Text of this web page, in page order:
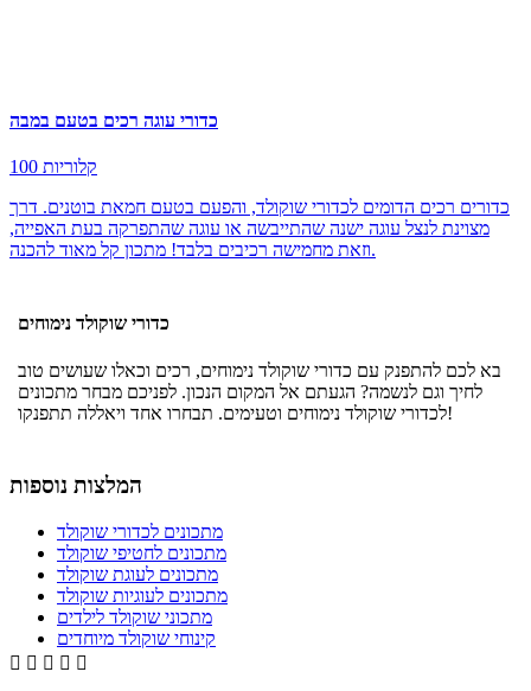
כדורי עוגה רכים בטעם במבה
100 קלוריות
כדורים רכים הדומים לכדורי שוקולד, והפעם בטעם חמאת בוטנים. דרך
מצוינת לנצל עוגה ישנה שהתייבשה או עוגה שהתפרקה בעת האפייה,
וזאת מחמישה רכיבים בלבד! מתכון קל מאוד להכנה.
כדורי שוקולד נימוחים
בא לכם להתפנק עם כדורי שוקולד נימוחים, רכים וכאלו שעושים טוב
לחיך וגם לנשמה? הגעתם אל המקום הנכון. לפניכם מבחר מתכונים
לכדורי שוקולד נימוחים וטעימים. תבחרו אחד ויאללה תתפנקו!
המלצות נוספות
מתכונים לכדורי שוקולד
מתכונים לחטיפי שוקולד
מתכונים לעוגת שוקולד
מתכונים לעוגיות שוקולד
מתכוני שוקולד לילדים
קינוחי שוקולד מיוחדים
    